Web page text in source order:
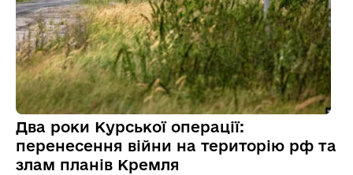
Два роки Курської операції:
перенесення війни на територію рф та
злам планів Кремля